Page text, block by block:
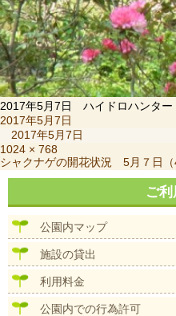
2017年5月7日 ハイドロハンター
投
日:
2017年5月7日
2017年5月7日
フ
ル
サ
ズ
1024 × 768
投
稿
ビ
シャクナゲの開花状況 5月７日（
ご
公園内マップ
施設の貸出
利用料金
公園内での行為許可